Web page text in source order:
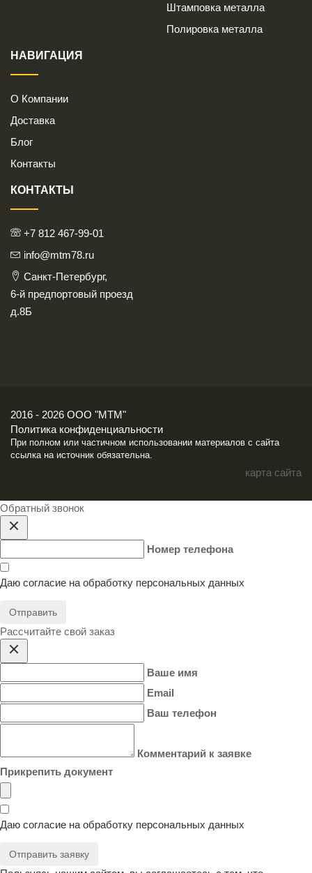
Штамповка металла
Полировка металла
НАВИГАЦИЯ
О Компании
Доставка
Блог
Контакты
КОНТАКТЫ
+7 812 467-99-01
info@mtm78.ru
Санкт-Петербург,
6-й предпортовый проезд
д.8Б
2016 - 2026 ООО "МТМ"
Политика конфиденциальности
При полном или частичном использовании материалов с сайта
ссылка на источник обязательна.
карта сайта
Обратный звонок
Номер телефона
Даю согласие на обработку персональных данных
Отправить
Расcчитайте свой заказ
Ваше имя
Email
Ваш телефон
Комментарий к заявке
Прикрепить документ
Даю согласие на обработку персональных данных
Отправить заявку